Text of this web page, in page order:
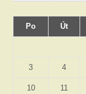
Po
Út
3 4
10 11